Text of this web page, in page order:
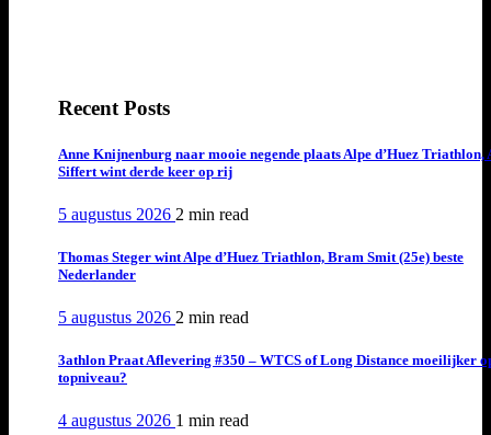
Recent Posts
Anne Knijnenburg naar mooie negende plaats Alpe d’Huez Triathlon,
Siffert wint derde keer op rij
5 augustus 2026 2 min read
Thomas Steger wint Alpe d’Huez Triathlon, Bram Smit (25e) beste
Nederlander
5 augustus 2026 2 min read
3athlon Praat Aflevering #350 – WTCS of Long Distance moeilijker
topniveau?
4 augustus 2026 1 min read